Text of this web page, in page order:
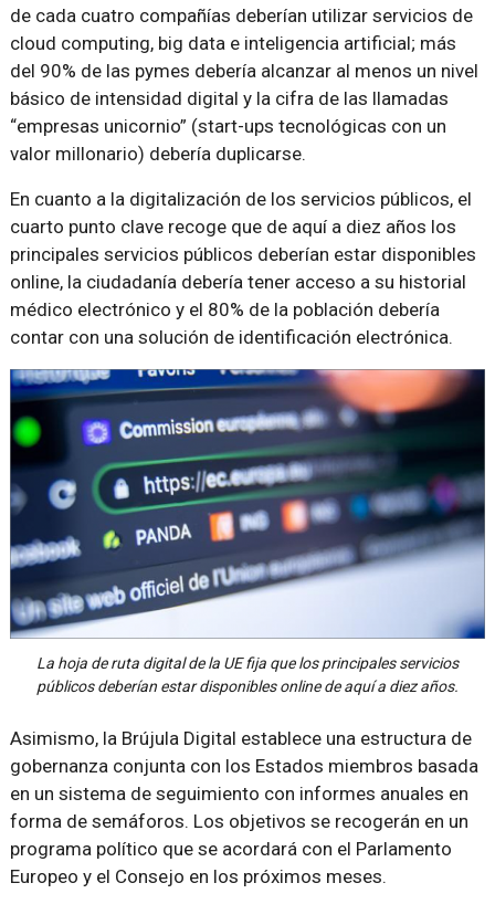
de cada cuatro compañías deberían utilizar servicios de
cloud computing, big data e inteligencia artificial; más
del 90% de las pymes debería alcanzar al menos un nivel
básico de intensidad digital y la cifra de las llamadas
“empresas unicornio” (start-ups tecnológicas con un
valor millonario) debería duplicarse.
En cuanto a la digitalización de los servicios públicos, el
cuarto punto clave recoge que de aquí a diez años los
principales servicios públicos deberían estar disponibles
online, la ciudadanía debería tener acceso a su historial
médico electrónico y el 80% de la población debería
contar con una solución de identificación electrónica.
La hoja de ruta digital de la UE fija que los principales servicios
públicos deberían estar disponibles online de aquí a diez años.
Asimismo, la Brújula Digital establece una estructura de
gobernanza conjunta con los Estados miembros basada
en un sistema de seguimiento con informes anuales en
forma de semáforos. Los objetivos se recogerán en un
programa político que se acordará con el Parlamento
Europeo y el Consejo en los próximos meses.